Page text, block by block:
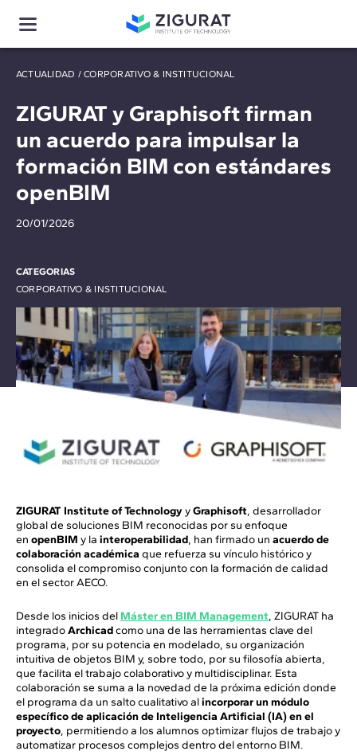
ACTUALIDAD /CORPORATIVO & INSTITUCIONAL
ZIGURAT y Graphisoft firman
un acuerdo para impulsar la
formación BIM con estándares
openBIM
20/01/2026
CATEGORIAS
CORPORATIVO & INSTITUCIONAL
ZIGURAT Institute of TechnologyyGraphisoft, desarrollador
global de soluciones BIM reconocidas por su enfoque
en openBIM y la interoperabilidad, han firmado un acuerdo de
colaboración académica que refuerza su vínculo histórico y
consolida el compromiso conjunto con la formación de calidad
en el sector AECO.
Desde los inicios del Máster en BIM Management, ZIGURAT ha
integradoArchicadcomo una de las herramientas clave del
programa, por su potencia en modelado, su organización
intuitiva de objetos BIM y, sobre todo, por su filosofía abierta,
que facilita el trabajo colaborativo y multidisciplinar. Esta
colaboración se suma a la novedad de la próxima edición donde
el programa da un salto cualitativo alincorporar un módulo
específico de aplicación de Inteligencia Artificial (IA) en el
proyecto, permitiendo a los alumnos optimizar flujos de trabajo y
automatizar procesos complejos dentro del entorno BIM.